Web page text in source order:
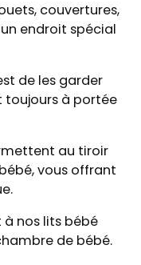
couvertures,
endroit spécial
de les garder
toujours à portée
au tiroir
vous offrant
nos lits bébé
de bébé.